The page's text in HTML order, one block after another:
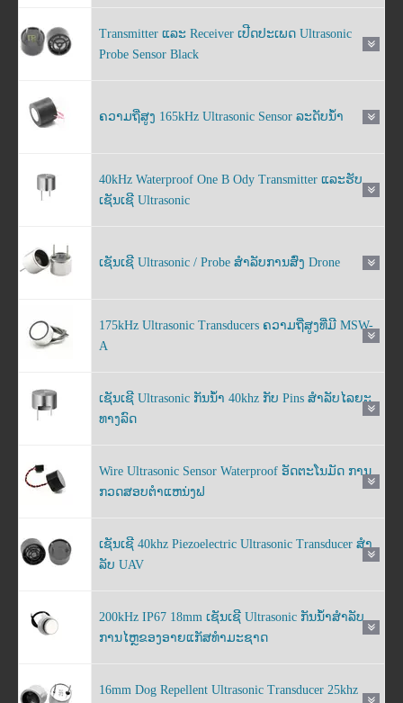
Transmitter ແລະ Receiver ເປີດປະເພດ Ultrasonic
Probe Sensor Black
ຄວາມຖີ່ສູງ 165kHz Ultrasonic Sensor ລະດັບນ້ໍາ
40kHz Waterproof One B Ody Transmitter ແລະຮັບ
ເຊັນເຊີ Ultrasonic
ເຊັນເຊີ Ultrasonic / Probe ສໍາລັບການສົ່ງ Drone
175kHz Ultrasonic Transducers ຄວາມຖີ່ສູງທີ່ມີ MSW-
A
ເຊັນເຊີ Ultrasonic ກັນນ້ໍາ 40khz ກັບ Pins ສໍາລັບໄລຍະ
ທາງລົດ
Wire Ultrasonic Sensor Waterproof ອັດຕະໂນມັດ ການ
ກວດສອບຕໍາແຫນ່ງຟ
ເຊັນເຊີ 40khz Piezoelectric Ultrasonic Transducer ສໍາ
ລັບ UAV
200kHz IP67 18mm ເຊັນເຊີ Ultrasonic ກັນນ້ໍາສໍາລັບ
ການໄຫຼຂອງອາຍແກັສທໍາມະຊາດ
16mm Dog Repellent Ultrasonic Transducer 25khz